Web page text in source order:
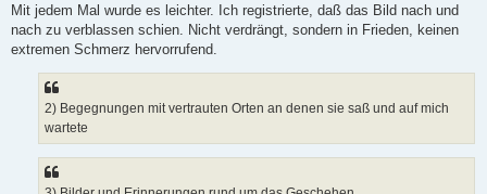
Mit jedem Mal wurde es leichter. Ich registrierte, daß das Bild nach und
nach zu verblassen schien. Nicht verdrängt, sondern in Frieden, keinen
extremen Schmerz hervorrufend.
2) Begegnungen mit vertrauten Orten an denen sie saß und auf mich
wartete